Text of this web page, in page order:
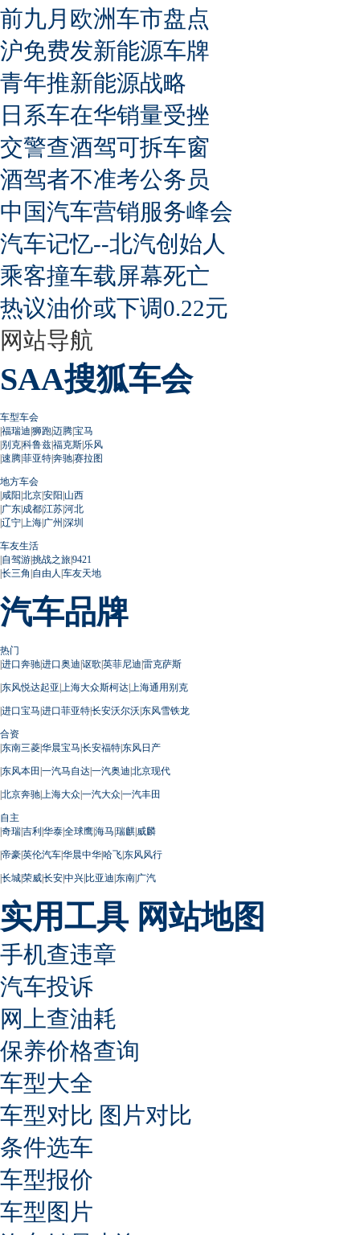
前九月欧洲车市盘点
沪免费发新能源车牌
青年推新能源战略
日系车在华销量受挫
交警查酒驾可拆车窗
酒驾者不准考公务员
中国汽车营销服务峰会
汽车记忆--北汽创始人
乘客撞车载屏幕死亡
热议油价或下调0.22元
网站导航
SAA搜狐车会
车型车会
|福瑞迪|狮跑|迈腾|宝马
|别克|科鲁兹|福克斯|乐风
|速腾|菲亚特|奔驰|赛拉图
地方车会
|咸阳|北京|安阳|山西
|广东|成都|江苏|河北
|辽宁| 上海|广州 |深圳
车友生活
|自驾游|挑战之旅|9421
|长三角 |自由人 |车友天地
汽车品牌
热门
|进口奔驰|进口奥迪|讴歌|英菲尼迪|雷克萨斯
|东风悦达起亚| 上海大众斯柯达| 上海通用别克
|进口宝马|进口菲亚特|长安沃尔沃|东风雪铁龙
合资
|东南三菱|华晨宝马|长安福特|东风日产
|东风本田 |一汽马自达|一汽奥迪|北京现代
|北京奔驰| 上海大众|一汽大众|一汽丰田
自主
|奇瑞|吉利|华泰|全球鹰|海马|瑞麒|威麟
|帝豪|英伦汽车|华晨中华|哈飞|东风风行
|长城|荣威|长安|中兴|比亚迪|东南|广汽
实用工具 网站地图
手机查违章
汽车投诉
网上查油耗
保养价格查询
车型大全
车型对比 图片对比
条件选车
车型报价
车型图片